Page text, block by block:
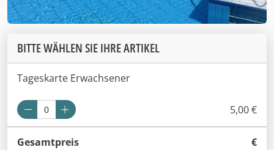
BITTE WÄHLEN SIE IHRE ARTIKEL
Tageskarte Erwachsener
5,00 €
Gesamtpreis €